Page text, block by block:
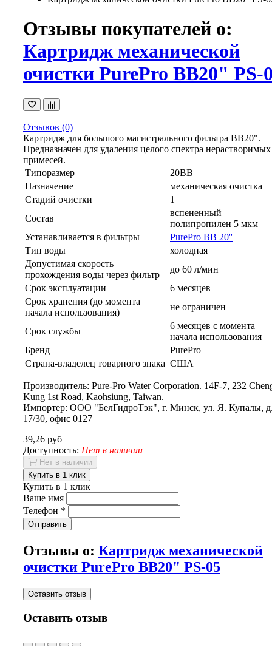
Отзывы покупателей о:
Картридж механической
очистки PurePro BB20" PS-
Отзывов (0)
Картридж для большого магистрального фильтра BB20".
Предназначен для удаления целого спектра нерастворимых
примесей.
Типоразмер
20BB
Назначение
механическая очистка
Стадий очистки
1
Состав
вспененный
полипропилен 5 мкм
Устанавливается в фильтры
PurePro BB 20''
Тип воды
холодная
Допустимая скорость
прохождения воды через фильтр
до 60 л/мин
Срок эксплуатации
6 месяцев
Срок хранения (до момента
начала использования)
не ограничен
Срок службы
6 месяцев с момента
начала использования
Бренд
PurePro
Страна-владелец товарного знака США
Производитель: Pure-Pro Water Corporation. 14F-7, 232
Kung 1st Road, Kaohsiung, Taiwan.
Импортер: ООО "БелГидроТэк", г. Минск, ул. Я. Купалы,
17/30, офис 0127
39,26 руб
Доступность: Нет в наличии
Нет в наличии
Купить в 1 клик
Купить в 1 клик
Ваше имя
Телефон *
Отправить
Отзывы о: Картридж механической
очистки PurePro BB20" PS-05
Оставить отзыв
Оставить отзыв